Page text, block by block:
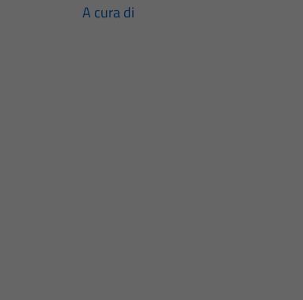
A cura di